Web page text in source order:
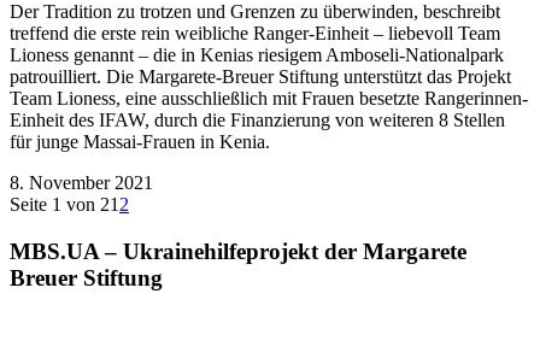
Der Tradition zu trotzen und Grenzen zu überwinden, beschreibt
treffend die erste rein weibliche Ranger-Einheit – liebevoll Team
Lioness genannt – die in Kenias riesigem Amboseli-Nationalpark
patrouilliert. Die Margarete-Breuer Stiftung unterstützt das Projekt
Team Lioness, eine ausschließlich mit Frauen besetzte Rangerinnen-
Einheit des IFAW, durch die Finanzierung von weiteren 8 Stellen
für junge Massai-Frauen in Kenia.
8. November 2021
Seite 1 von 21 2
MBS.UA – Ukrainehilfeprojekt der Margarete
Breuer Stiftung